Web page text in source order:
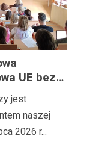
UE bez
jest
naszej
2026 r...